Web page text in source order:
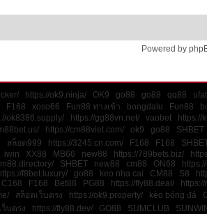
Powered by
https://ok9.ninja/ OK9 go88 go88 qq88
F168 xoso66 Fun88 ทางเข้า bongdalu Fun88
ok8386.supply/ https://gg88vn.net/ vaobet
https://
https://cm88viet.com/ ok9 go88
SHBET
สล็อต999 https://3245.cn.com/ F168 F168
iwin XX88 MB66 new88 https://789bets.biz/
SHBET new88 cm88 ON68
f8bet.luxury/ go88 keo nha cai CM88 S8
C168 F168 Bet88 PG88 https://fly88.deal/
สล็อตเว็บตรง https://ok9.property/ kèo bóng đá
ว็บตรง https://fly88.dev/ GO88 SUMCLUB